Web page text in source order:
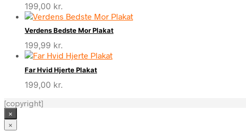
199,00 kr.
Verdens Bedste Mor Plakat
199,99 kr.
Far Hvid Hjerte Plakat
199,00 kr.
[copyright]
×
×